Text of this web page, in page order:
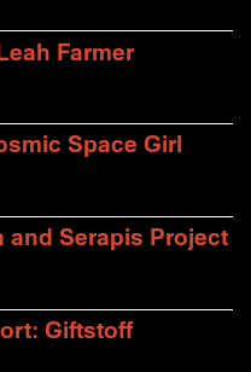
Farmer
Space Girl
and Serapis Project
Giftstoff